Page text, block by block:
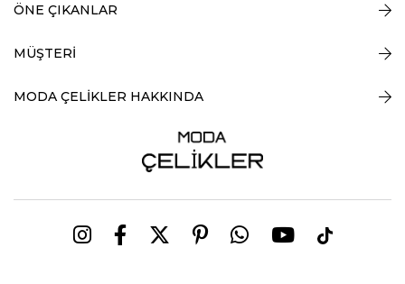
ÖNE ÇIKANLAR
MÜŞTERİ
MODA ÇELİKLER HAKKINDA